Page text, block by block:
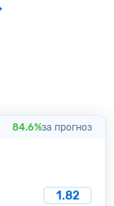
84.6%за прогноз
1.82